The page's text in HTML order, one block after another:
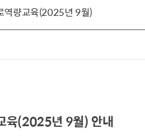
역량교육(2025년 9월)
육(2025년 9월) 안내